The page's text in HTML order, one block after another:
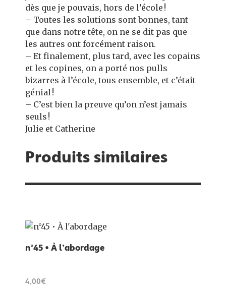
dès que je pouvais, hors de l’école !
– Toutes les solutions sont bonnes, tant
que dans notre tête, on ne se dit pas que
les autres ont forcément raison.
– Et finalement, plus tard, avec les copains
et les copines, on a porté nos pulls
bizarres à l’école, tous ensemble, et c’était
génial !
– C’est bien la preuve qu’on n’est jamais
seuls !
Julie et Catherine
Produits similaires
n°45 • À l’abordage
4,00€